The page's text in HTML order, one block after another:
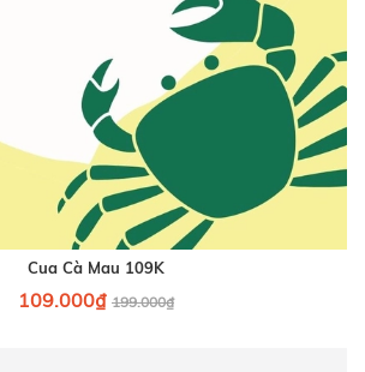
Cua Cà Mau 109K
109.000₫ 199.000₫